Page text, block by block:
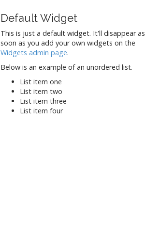
Default Widget
This is just a default widget. It'll disappear as
soon as you add your own widgets on the
Widgets admin page.
Below is an example of an unordered list.
List item one
List item two
List item three
List item four